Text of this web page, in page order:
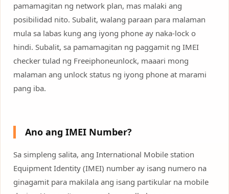
pamamagitan ng network plan, mas malaki ang
posibilidad nito. Subalit, walang paraan para malaman
mula sa labas kung ang iyong phone ay naka-lock o
hindi. Subalit, sa pamamagitan ng paggamit ng IMEI
checker tulad ng Freeiphoneunlock, maaari mong
malaman ang unlock status ng iyong phone at marami
pang iba.
Ano ang IMEI Number?
Sa simpleng salita, ang International Mobile station
Equipment Identity (IMEI) number ay isang numero na
ginagamit para makilala ang isang partikular na mobile